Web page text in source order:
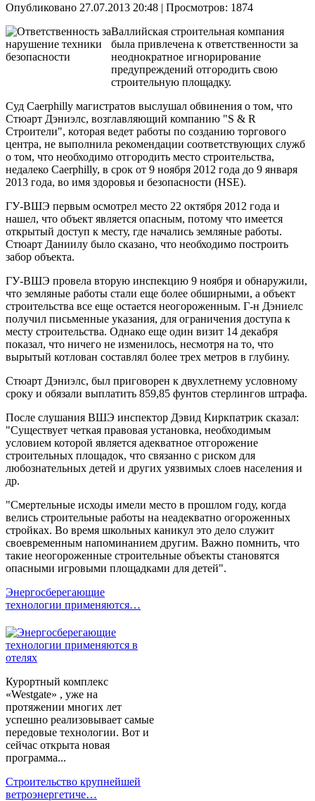
Опубликовано 27.07.2013 20:48 | Просмотров: 1874
Валлийская строительная компания
была привлечена к ответственности за
неоднократное игнорирование
предупреждений отгородить свою
строительную площадку.
Суд Caerphilly магистратов выслушал обвинения о том, что
Стюарт Дэниэлс, возглавляющий компанию "S & R
Строители", которая ведет работы по созданию торгового
центра, не выполнила рекомендации соответствующих служб
о том, что необходимо отгородить место строительства,
недалеко Caerphilly, в срок от 9 ноября 2012 года до 9 января
2013 года, во имя здоровья и безопасности (HSE).
ГУ-ВШЭ первым осмотрел место 22 октября 2012 года и
нашел, что объект является опасным, потому что имеется
открытый доступ к месту, где начались земляные работы.
Стюарт Даниилу было сказано, что необходимо построить
забор объекта.
ГУ-ВШЭ провела вторую инспекцию 9 ноября и обнаружили,
что земляные работы стали еще более обширными, а объект
строительства все еще остается неогороженным. Г-н Дэниелс
получил письменные указания, для ограничения доступа к
месту строительства. Однако еще один визит 14 декабря
показал, что ничего не изменилось, несмотря на то, что
вырытый котлован составлял более трех метров в глубину.
Стюарт Дэниэлс, был приговорен к двухлетнему условному
сроку и обязали выплатить 859,85 фунтов стерлингов штрафа.
После слушания ВШЭ инспектор Дэвид Киркпатрик сказал:
"Существует четкая правовая установка, необходимым
условием которой является адекватное отгорожение
строительных площадок, что связанно с риском для
любознательных детей и других уязвимых слоев населения и
др.
"Смертельные исходы имели место в прошлом году, когда
велись строительные работы на неадекватно огороженных
стройках. Во время школьных каникул это дело служит
своевременным напоминанием другим. Важно помнить, что
такие неогороженные строительные объекты становятся
опасными игровыми площадками для детей".
Энергосберегающие
технологии применяются…
Курортный комплекс
«Westgate» , уже на
протяжении многих лет
успешно реализовывает самые
передовые технологии. Вот и
сейчас открыта новая
программа...
Строительство крупнейшей
ветроэнергетиче…